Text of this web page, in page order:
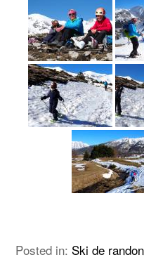
Posted in: Ski de